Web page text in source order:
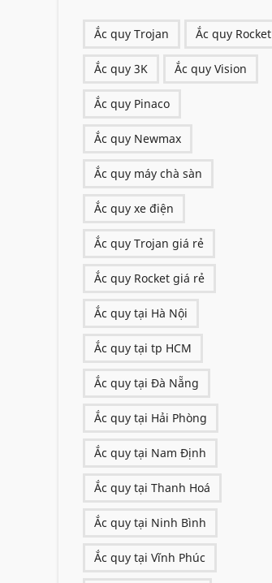
Ắc quy Trojan Ắc quy Rocket
Ắc quy 3K Ắc quy Vision
Ắc quy Pinaco
Ắc quy Newmax
Ắc quy máy chà sàn
Ắc quy xe điện
Ắc quy Trojan giá rẻ
Ắc quy Rocket giá rẻ
Ắc quy tại Hà Nội
Ắc quy tại tp HCM
Ắc quy tại Đà Nẵng
Ắc quy tại Hải Phòng
Ắc quy tại Nam Định
Ắc quy tại Thanh Hoá
Ắc quy tại Ninh Bình
Ắc quy tại Vĩnh Phúc